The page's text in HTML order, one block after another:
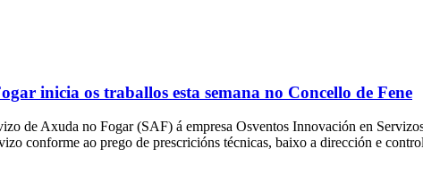
inicia os traballos esta semana no Concello de Fene
de Axuda no Fogar (SAF) á empresa Osventos Innovación en
conforme ao prego de prescricións técnicas, baixo a dirección e